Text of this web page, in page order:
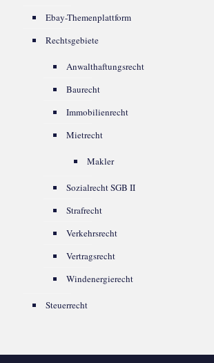
Ebay-Themenplattform
Rechtsgebiete
Anwalthaftungsrecht
Baurecht
Immobilienrecht
Mietrecht
Makler
Sozialrecht SGB II
Strafrecht
Verkehrsrecht
Vertragsrecht
Windenergierecht
Steuerrecht